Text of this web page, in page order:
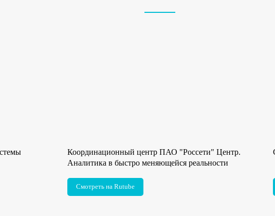
Координационный центр ПАО "Россети" Центр.
Аналитика в быстро меняющейся реальности
Смотреть на Rutube